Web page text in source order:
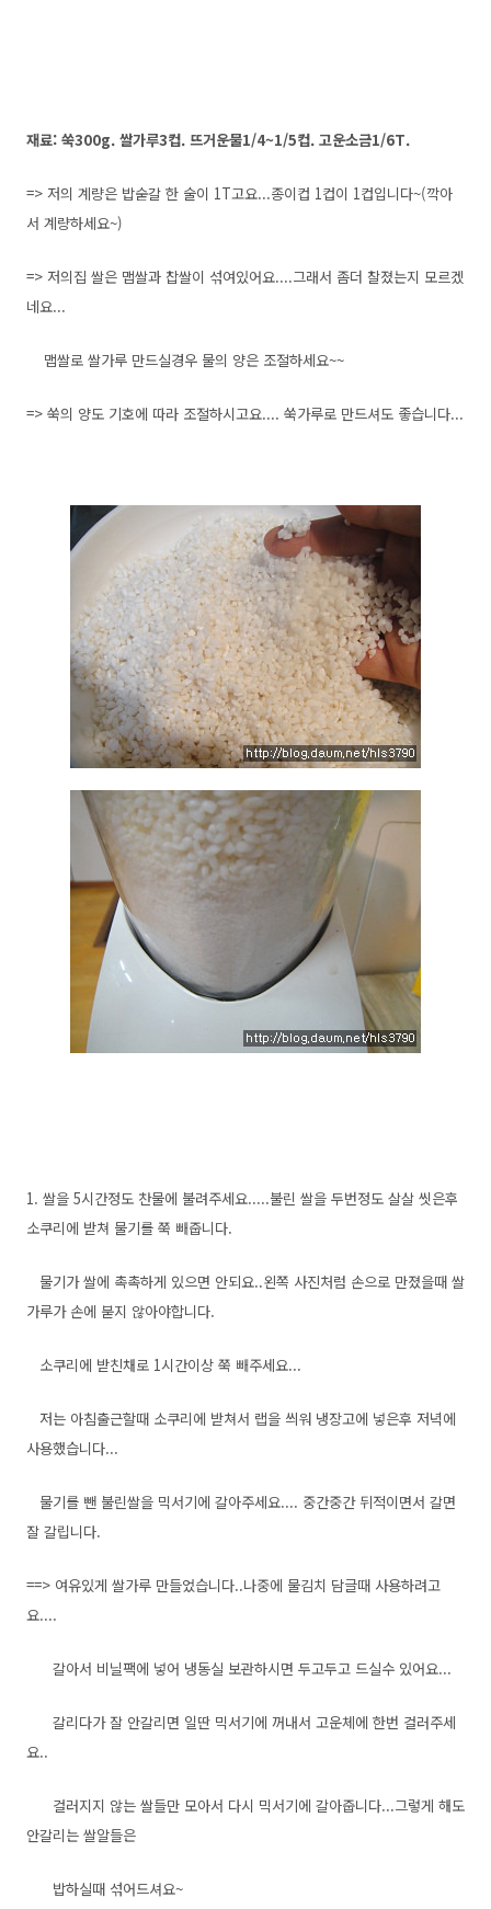
재료: 쑥300g. 쌀가루3컵. 뜨거운물1/4~1/5컵. 고운소금1/6T.
=> 저의 계량은 밥숟갈 한 술이 1T고요...종이컵 1컵이 1컵입니다~(깍아
서 계량하세요~)
=> 저의집 쌀은 맵쌀과 찹쌀이 섞여있어요....그래서 좀더 찰졌는지 모르겠
네요...
맵쌀로 쌀가루 만드실경우 물의 양은 조절하세요~~
=> 쑥의 양도 기호에 따라 조절하시고요.... 쑥가루로 만드셔도 좋습니다...
1. 쌀을 5시간정도 찬물에 불려주세요.....불린 쌀을 두번정도 살살 씻은후
소쿠리에 받쳐 물기를 쭉 빼줍니다.
물기가 쌀에 촉촉하게 있으면 안되요..왼쪽 사진처럼 손으로 만졌을때 쌀
가루가 손에 붇지 않아야합니다.
소쿠리에 받친채로 1시간이상 쭉 빼주세요...
저는 아침출근할때 소쿠리에 받쳐서 랩을 씌워 냉장고에 넣은후 저녁에
사용했습니다...
물기를 뺀 불린쌀을 믹서기에 갈아주세요.... 중간중간 뒤적이면서 갈면
잘 갈립니다.
==> 여유있게 쌀가루 만들었습니다..나중에 물김치 담글때 사용하려고
요....
갈아서 비닐팩에 넣어 냉동실 보관하시면 두고두고 드실수 있어요...
갈리다가 잘 안갈리면 일딴 믹서기에 꺼내서 고운체에 한번 걸러주세
요..
걸러지지 않는 쌀들만 모아서 다시 믹서기에 갈아줍니다...그렇게 해도
안갈리는 쌀알들은
밥하실때 섞어드셔요~